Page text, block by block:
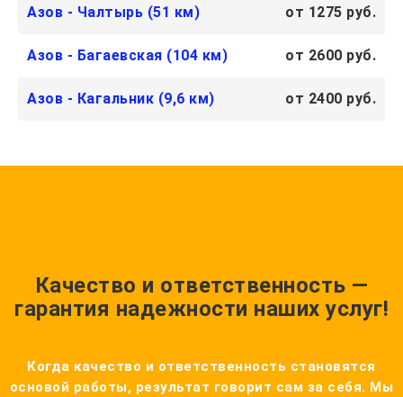
Азов - Чалтырь (51 км) от 1275 руб.
Азов - Багаевская (104 км) от 2600 руб.
Азов - Кагальник (9,6 км) от 2400 руб.
Качество и ответственность —
гарантия надежности наших услуг!
Когда качество и ответственность становятся
основой работы, результат говорит сам за себя. Мы